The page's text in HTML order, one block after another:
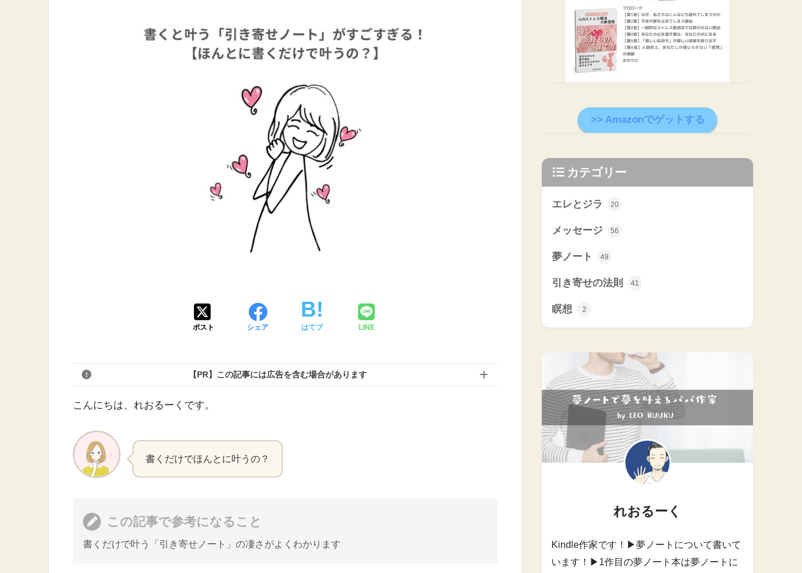
ポスト シェア はてブ LINE
【PR】この記事には広告を含む場合があります
こんにちは、れおるーくです。
書くだけでほんとに叶うの？
この記事で参考になること
書くだけで叶う「引き寄せノート」の凄さがよくわかります
>> Amazonでゲットする
カテゴリー
エレとジラ 20
メッセージ 56
夢ノート 49
引き寄せの法則 41
瞑想 2
れおるーく
Kindle作家です！▶︎夢ノートについて書いて
います！▶︎1作目の夢ノート本は夢ノートに